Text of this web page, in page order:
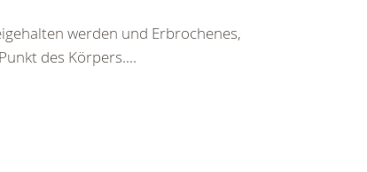
werden und Erbrochenes,
des Körpers....